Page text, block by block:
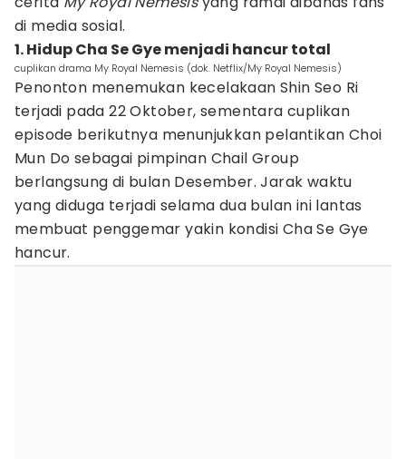
di media sosial.
1. Hidup Cha Se Gye menjadi hancur total
cuplikan drama My Royal Nemesis (dok. Netflix/My Royal Nemesis)
Penonton menemukan kecelakaan Shin Seo Ri
terjadi pada 22 Oktober, sementara cuplikan
episode berikutnya menunjukkan pelantikan Choi
Mun Do sebagai pimpinan Chail Group
berlangsung di bulan Desember. Jarak waktu
yang diduga terjadi selama dua bulan ini lantas
membuat penggemar yakin kondisi Cha Se Gye
hancur.